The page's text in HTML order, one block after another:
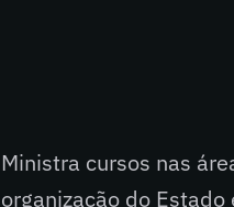
Ministra cursos nas
organização do